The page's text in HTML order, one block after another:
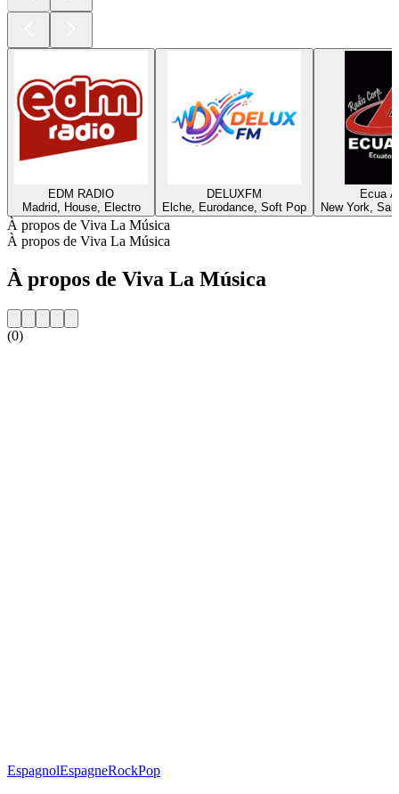
EDM RADIO
Madrid, House, Electro
DELUXFM
Elche, Eurodance, Soft Pop
Ecua
New York,
À propos de Viva La Música
À propos de Viva La Música
À propos de Viva La Música
(0)
EspagnolEspagneRockPop